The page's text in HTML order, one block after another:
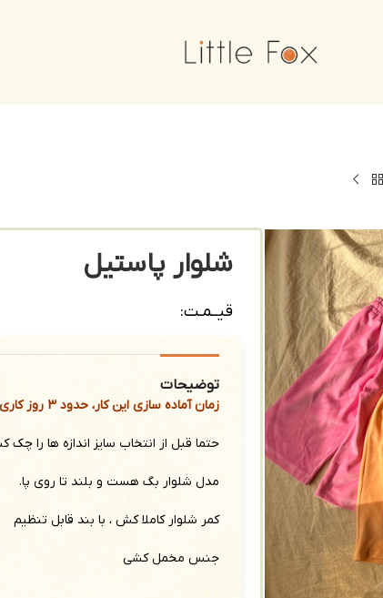
شلوار پاستیل
قیــمـت:
توضیحات
زمان آماده سازی این کار، حدود 3 روز کاری میباشد.
حتما قبل از انتخاب سایز اندازه ها را
مدل شلوار بگ هست و بلند تا روی پا.
کمر شلوار کاملا کش ، با بند قابل تنظیم
جنس مخمل کشی